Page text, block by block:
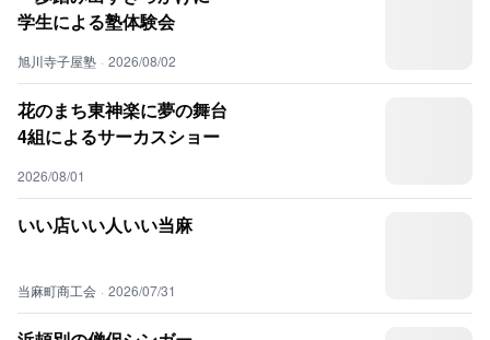
学生による塾体験会
旭川寺子屋塾 · 2026/08/02
花のまち東神楽に夢の舞台
4組によるサーカスショー
2026/08/01
いい店いい人いい当麻
当麻町商工会 · 2026/07/31